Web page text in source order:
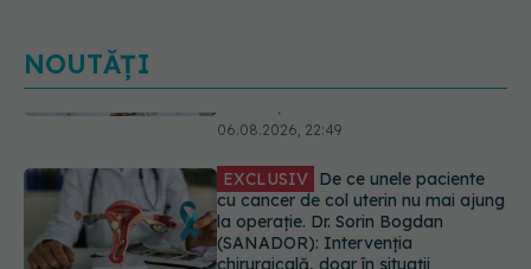
NOUTĂȚI
cu cancer de col uterin nu mai ajung
la operație. Dr. Sorin Bogdan
(SANADOR): Intervenția
chirurgicală, doar în situații
particulare